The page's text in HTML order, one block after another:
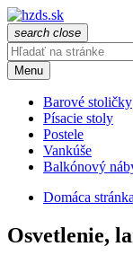
search close
Menu
Barové stoličky
Písacie stoly
Postele
Vankúše
Balkónový
Domáca stránka
Osvetlenie,